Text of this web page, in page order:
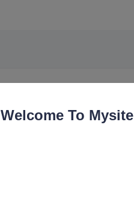
Welcome To Mysite